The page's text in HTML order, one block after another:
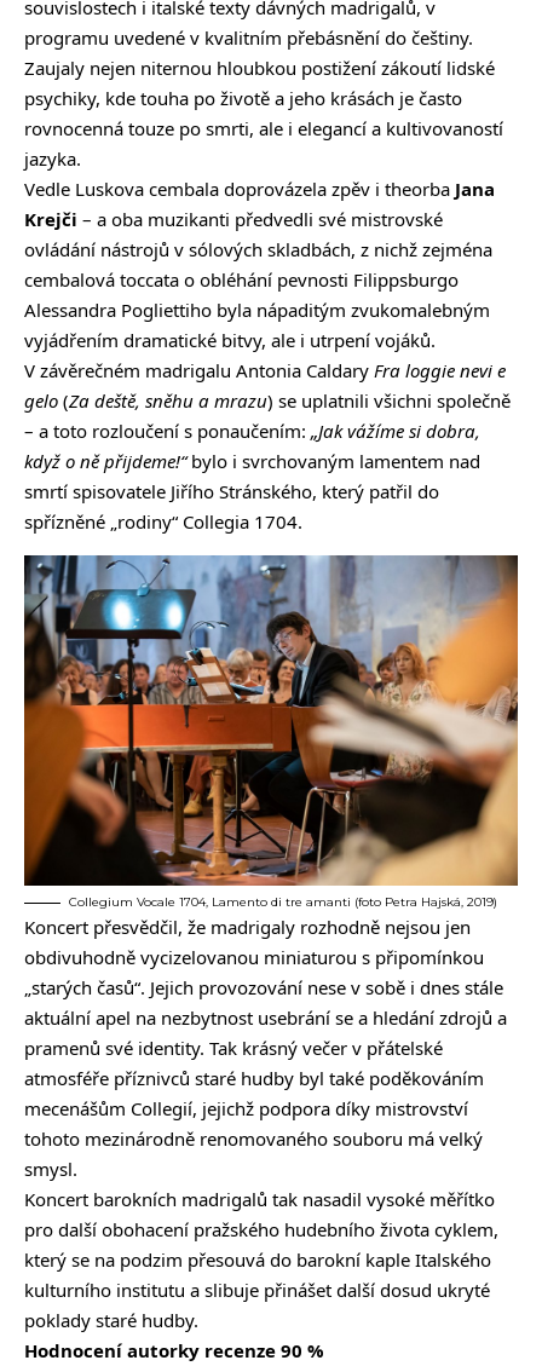
souvislostech i italské texty dávných madrigalů, v
programu uvedené v kvalitním přebásnění do češtiny.
Zaujaly nejen niternou hloubkou postižení zákoutí lidské
psychiky, kde touha po životě a jeho krásách je často
rovnocenná touze po smrti, ale i elegancí a kultivovaností
jazyka.
Vedle Luskova cembala doprovázela zpěv i theorba Jana
Krejči – a oba muzikanti předvedli své mistrovské
ovládání nástrojů v sólových skladbách, z nichž zejména
cembalová toccata o obléhání pevnosti Filippsburgo
Alessandra Pogliettiho byla nápaditým zvukomalebným
vyjádřením dramatické bitvy, ale i utrpení vojáků.
V závěrečném madrigalu Antonia Caldary Fra loggie nevi e
gelo (Za deště, sněhu a mrazu) se uplatnili všichni společně
– a toto rozloučení s ponaučením: „Jak vážíme si dobra,
když o ně přijdeme!“bylo i svrchovaným lamentem nad
smrtí spisovatele Jiřího Stránského, který patřil do
spřízněné „rodiny“ Collegia 1704.
Collegium Vocale 1704, Lamento di tre amanti (foto Petra Hajská, 2019)
Koncert přesvědčil, že madrigaly rozhodně nejsou jen
obdivuhodně vycizelovanou miniaturou s připomínkou
„starých časů“. Jejich provozování nese v sobě i dnes stále
aktuální apel na nezbytnost usebrání se a hledání zdrojů a
pramenů své identity. Tak krásný večer v přátelské
atmosféře příznivců staré hudby byl také poděkováním
mecenášům Collegií, jejichž podpora díky mistrovství
tohoto mezinárodně renomovaného souboru má velký
smysl.
Koncert barokních madrigalů tak nasadil vysoké měřítko
pro další obohacení pražského hudebního života cyklem,
který se na podzim přesouvá do barokní kaple Italského
kulturního institutu a slibuje přinášet další dosud ukryté
poklady staré hudby.
Hodnocení autorky recenze 90 %